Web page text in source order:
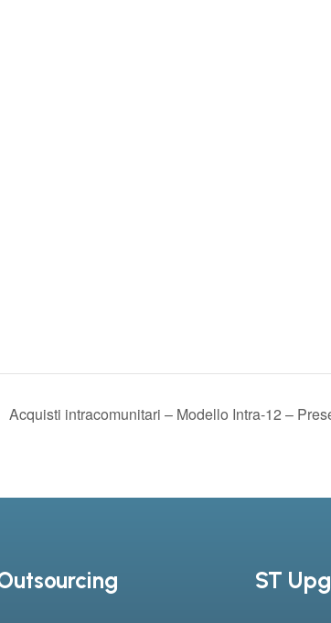
Acquisti intracomunitari – Modello Intra-12 –
ST